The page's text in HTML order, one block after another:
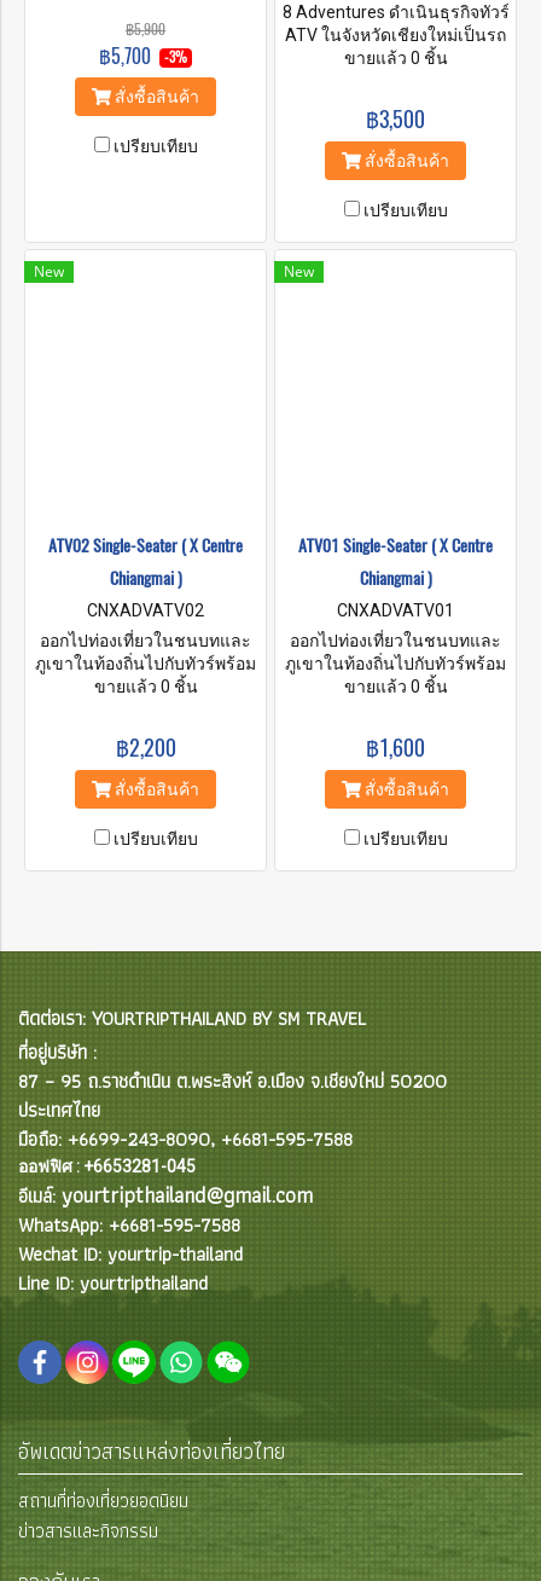
฿5,900
฿5,700 -3%
สั่งซื้อสินค้า
เปรียบเทียบ
8 Adventures ดำเนินธุรกิจทัวร์
ATV ในจังหวัดเชียงใหม่เป็นรถ
ขนาด '4x4 Off Road Safaris'
แคมป์ของเรามีความสวยงาม
และทิวทัศน์ล้อมรอบด้วยภูเขา
เพื่อความสนุกสนานในการ
เชียงใหม่ต้องที่ 8 Adventures
เท่านั้น
ขายแล้ว 0 ชิ้น
฿3,500
สั่งซื้อสินค้า
เปรียบเทียบ
New
ATV02 Single-Seater ( X Centre
Chiangmai )
CNXADVATV02
ออกไปท่องเที่ยวในชนบทและ
ภูเขาในท้องถิ่นไปกับทัวร์พร้อม
ไกด์ของเรา ทิวทัศน์ที่สวยงาม
ค่ากับทริปที่ไม่รู้ลืมไม่ว่าคุณจะ
เลือกแบบไหน!!
ขายแล้ว 0 ชิ้น
฿2,200
สั่งซื้อสินค้า
เปรียบเทียบ
New
ATV01 Single-Seater ( X Centre
Chiangmai )
CNXADVATV01
ออกไปท่องเที่ยวในชนบทและ
ภูเขาในท้องถิ่นไปกับทัวร์พร้อม
ไกด์ของเรา ทิวทัศน์ที่สวยงาม
ค่ากับทริปที่ไม่รู้ลืมไม่ว่าคุณจะ
เลือกแบบไหน!!
ขายแล้ว 0 ชิ้น
฿1,600
สั่งซื้อสินค้า
เปรียบเทียบ
ติดต่อเรา: YOURTRIPTHAILAND BY SM TRAVEL
ที่อยู่บริษัท :
87 – 95 ถ.ราชดำเนิน ต.พระสิงห์ อ.เมือง จ.เชียงใหม่ 50200
ประเทศไทย
มือถือ: +6699-243-8090, +6681-595-7588
ออฟฟิศ : +6653281-045
อีเมล์: yourtripthailand@gmail.com
WhatsApp: +6681-595-7588
Wechat ID: yourtrip-thailand
Line ID: yourtripthailand
อัพเดตข่าวสารแหล่งท่องเที่ยวไทย
สถานที่ท่องเที่ยวยอดนิยม
ข่าวสารและกิจกรรม